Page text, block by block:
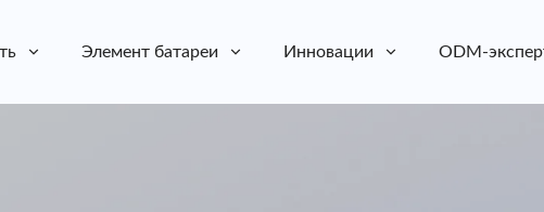
Элемент батареи Инновации ODM-